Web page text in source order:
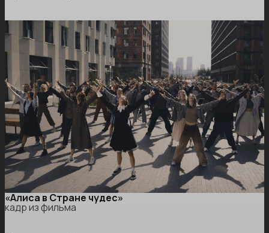
«Алиса в Стране чудес»
кадр из фильма